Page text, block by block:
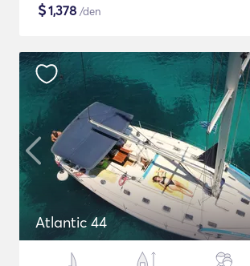
$1,378 /den
Atlantic 44